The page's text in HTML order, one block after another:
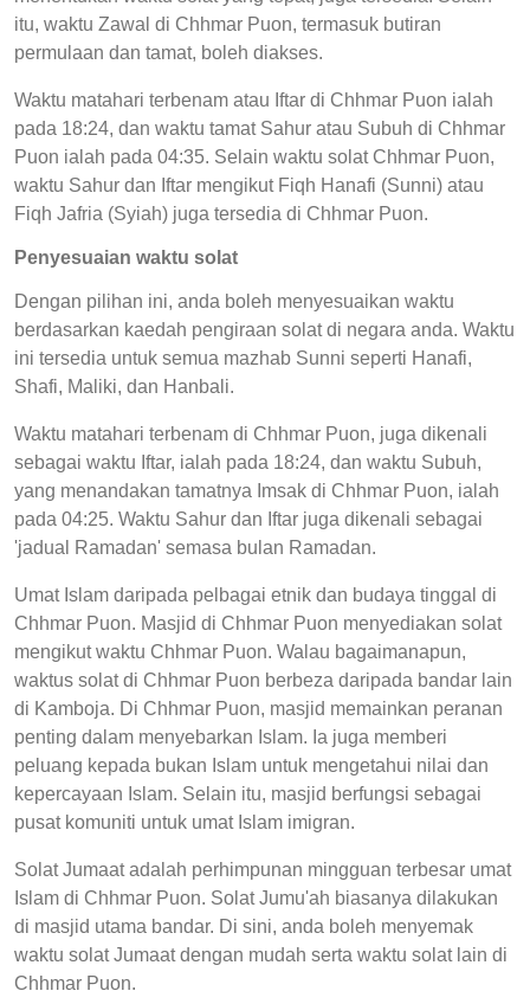
itu, waktu Zawal di Chhmar Puon, termasuk butiran
permulaan dan tamat, boleh diakses.
Waktu matahari terbenam atau Iftar di Chhmar Puon ialah
pada 18:24, dan waktu tamat Sahur atau Subuh di Chhmar
Puon ialah pada 04:35. Selain waktu solat Chhmar Puon,
waktu Sahur dan Iftar mengikut Fiqh Hanafi (Sunni) atau
Fiqh Jafria (Syiah) juga tersedia di Chhmar Puon.
Penyesuaian waktu solat
Dengan pilihan ini, anda boleh menyesuaikan waktu
berdasarkan kaedah pengiraan solat di negara anda. Waktu
ini tersedia untuk semua mazhab Sunni seperti Hanafi,
Shafi, Maliki, dan Hanbali.
Waktu matahari terbenam di Chhmar Puon, juga dikenali
sebagai waktu Iftar, ialah pada 18:24, dan waktu Subuh,
yang menandakan tamatnya Imsak di Chhmar Puon, ialah
pada 04:25. Waktu Sahur dan Iftar juga dikenali sebagai
'jadual Ramadan' semasa bulan Ramadan.
Umat Islam daripada pelbagai etnik dan budaya tinggal di
Chhmar Puon. Masjid di Chhmar Puon menyediakan solat
mengikut waktu Chhmar Puon. Walau bagaimanapun,
waktus solat di Chhmar Puon berbeza daripada bandar lain
di Kamboja. Di Chhmar Puon, masjid memainkan peranan
penting dalam menyebarkan Islam. Ia juga memberi
peluang kepada bukan Islam untuk mengetahui nilai dan
kepercayaan Islam. Selain itu, masjid berfungsi sebagai
pusat komuniti untuk umat Islam imigran.
Solat Jumaat adalah perhimpunan mingguan terbesar umat
Islam di Chhmar Puon. Solat Jumu'ah biasanya dilakukan
di masjid utama bandar. Di sini, anda boleh menyemak
waktu solat Jumaat dengan mudah serta waktu solat lain di
Chhmar Puon.